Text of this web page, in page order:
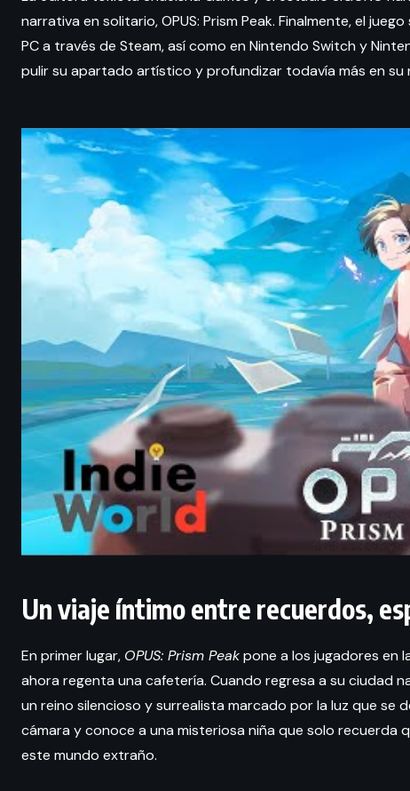
narrativa en solitario, OPUS: Prism Peak. Finalmente, el
PC a través de Steam, así como en Nintendo Switch y
pulir su apartado artístico y profundizar todavía más en su
Un viaje íntimo entre recuerdos,
En primer lugar, OPUS: Prism Peakpone a los jugadores en
ahora regenta una cafetería. Cuando regresa a su ciudad
un reino silencioso y surrealista marcado por la luz que se
cámara y conoce a una misteriosa niña que solo recuerda
este mundo extraño.